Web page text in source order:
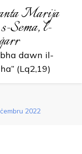
Marija
Sema, l-
dawn il-
(Lq2,19)
2022